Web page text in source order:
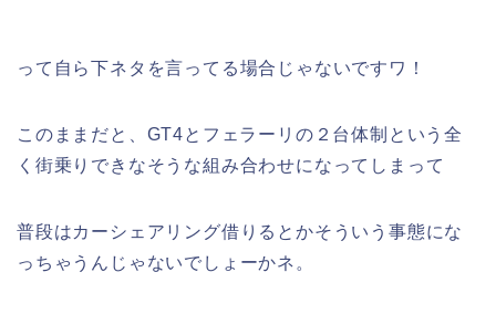
って自ら下ネタを言ってる場合じゃないですワ！
このままだと、GT4とフェラーリの２台体制という全
く街乗りできなそうな組み合わせになってしまって
普段はカーシェアリング借りるとかそういう事態にな
っちゃうんじゃないでしょーかネ。